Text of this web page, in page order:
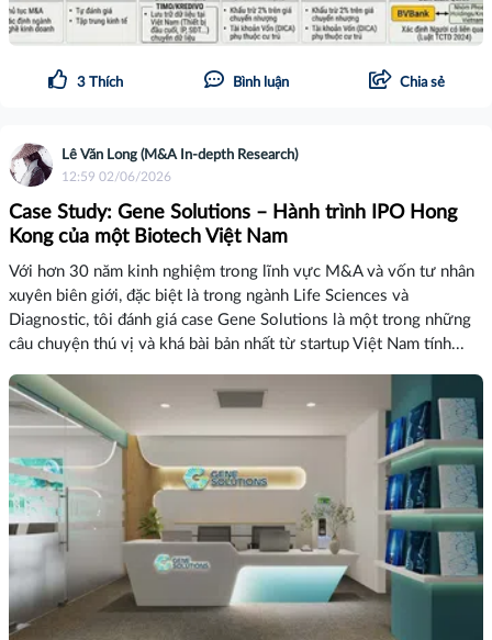
3 Thích Bình luận Chia sẻ
Lê Văn Long (M&A In-depth Research)
12:59 02/06/2026
Case Study: Gene Solutions – Hành trình IPO Hong
Kong của một Biotech Việt Nam
Với hơn 30 năm kinh nghiệm trong lĩnh vực M&A và vốn tư nhân
xuyên biên giới, đặc biệt là trong ngành Life Sciences và
Diagnostic, tôi đánh giá case Gene Solutions là một trong những
câu chuyện thú vị và khá bài bản nhất từ startup Việt Nam tính...